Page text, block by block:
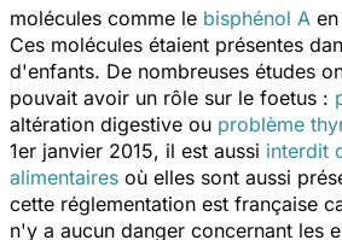
molécules comme le bisphénol A
Ces molécules étaient présentes
d'enfants. De nombreuses études
pouvait avoir un rôle sur le foetus :
altération digestive ou problème
1er janvier 2015, il est aussi interdit
alimentaires où elles sont aussi
cette réglementation est française
n'y a aucun danger concernant les